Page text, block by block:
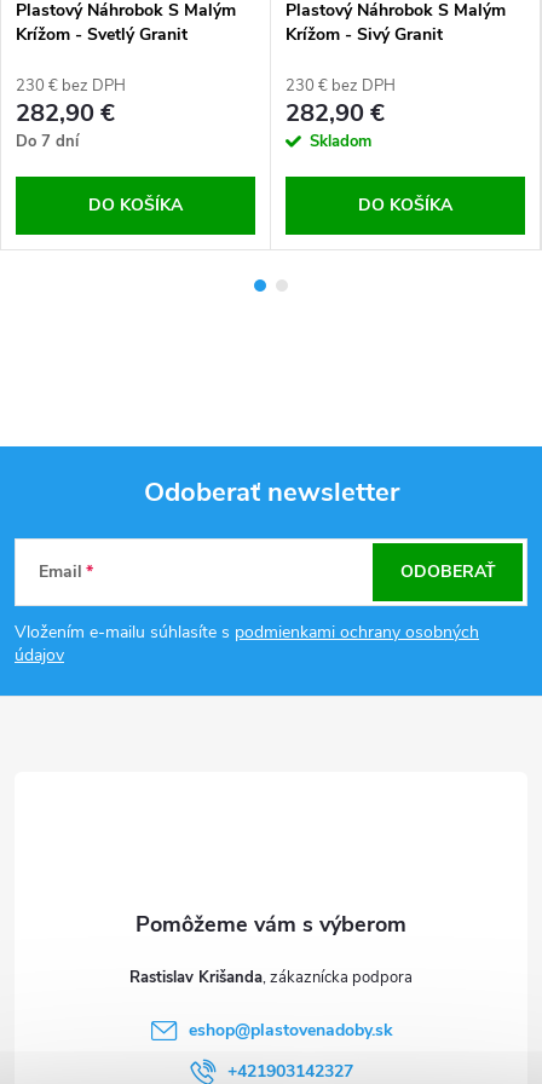
Plastový Náhrobok S Malým
Krížom - Svetlý Granit
230 € bez DPH
282,90 €
Do 7 dní
DO KOŠÍKA
Plastový Náhrobok S Malým
Krížom - Sivý Granit
230 € bez DPH
282,90 €
Skladom
DO KOŠÍKA
Z
á
p
Odoberať newsletter
Email
Vložením e-mailu súhlasíte s podmienkami ochrany osobných
údajov
ODOBERAŤ
Rastislav Krišanda
eshop@plastovenadoby.sk
+421903142327